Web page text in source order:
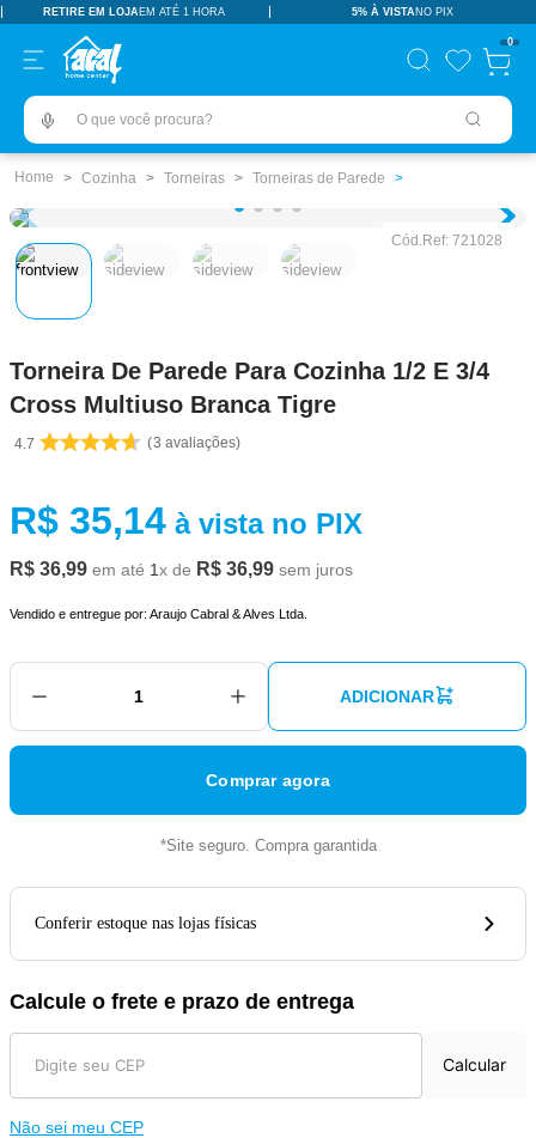
RETIRE EM LOJAEM ATÉ 1 HORA 5% À VISTANO PIX
0
O que você procura?
Cozinha Torneiras Torneiras de Parede
Cód.Ref: 721028
Torneira De Parede Para Cozinha 1/2 E 3/4
Cross Multiuso Branca Tigre
4.7 3 avaliações
R$ 35,14 à vista no PIX
R$ 36,99 em até 1x de R$ 36,99 sem juros
Vendido e entregue por: Araujo Cabral & Alves Ltda.
ADICIONAR
Comprar agora
*Site seguro. Compra garantida
Conferir estoque nas lojas físicas
Calcule o frete e prazo de entrega
Calcular
Não sei meu CEP
TERMOS MAIS BUSCADOS
pisos revestimentos
º ceramica
tinta
4
5º revestimento
8º porta
9º chuveiro
18l